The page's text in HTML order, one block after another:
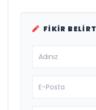
FIKIR BELIRT